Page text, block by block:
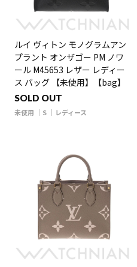
ルイ ヴィトン モノグラムアン
プラント オンザゴー PM ノワ
ール M45653 レザー レディー
ス バッグ 【未使用】【bag】
SOLD OUT
未使用 S レディース